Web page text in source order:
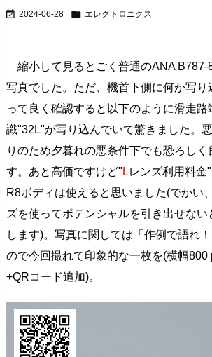
 2024-06-28  エレクトロニクス
縮小して見るとごく普通のANA B787-
写真でした。ただ、機首下側に何か写り
って良く確認すると以下のように滑走路
識"32L"が写り込んでいて驚きました。
りのため夕暮れの悪条件下でも恐ろし
す。あと高価ですけど"Lレンズ利用料金
R8ボディは使えると思いました(でかい
ズを使ってポテンシャルを引き出せな
します)。写真に関しては「作例で語れ
ので今回撮れて印象的な一枚を(横幅800
+QRコード追加)。